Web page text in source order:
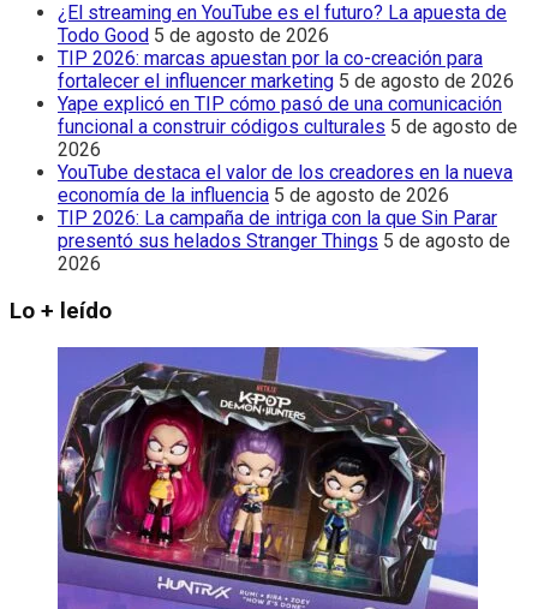
¿El streaming en YouTube es el futuro? La apuesta de
Todo Good 5 de agosto de 2026
TIP 2026: marcas apuestan por la co-creación para
fortalecer el influencer marketing 5 de agosto de 2026
Yape explicó en TIP cómo pasó de una comunicación
funcional a construir códigos culturales 5 de agosto de
2026
YouTube destaca el valor de los creadores en la nueva
economía de la influencia 5 de agosto de 2026
TIP 2026: La campaña de intriga con la que Sin Parar
presentó sus helados Stranger Things 5 de agosto de
2026
Lo + leído